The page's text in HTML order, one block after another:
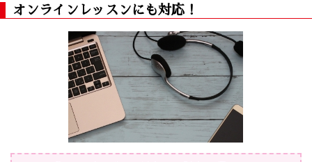
オンラインレッスンにも対応！